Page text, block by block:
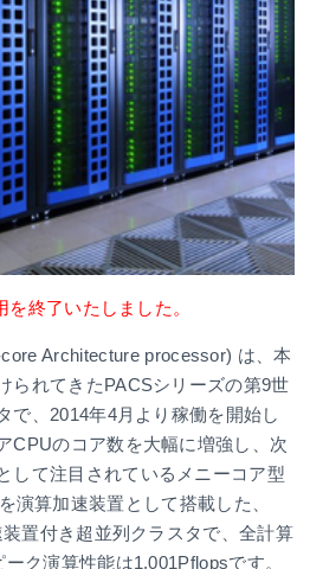
終了いたしました。
Architecture processor) は、本
られてきたPACSシリーズの第9世
で、2014年4月より稼働を開始し
CPUのコア数を大幅に増強し、次
して注目されているメニーコア型
演算加速装置として搭載した、
置付き超並列クラスタで、全計算
ク演算性能は1.001Pflopsです。